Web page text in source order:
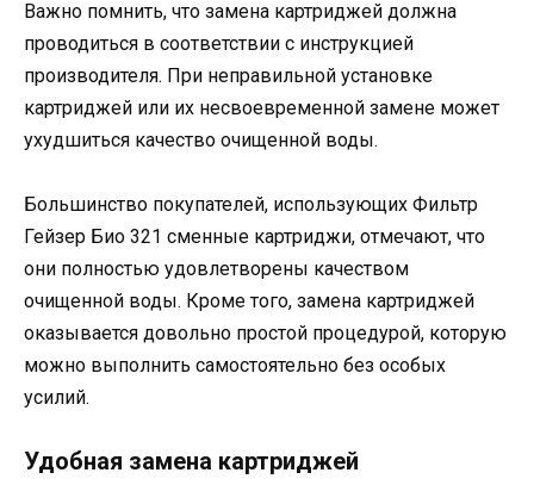
Важно помнить, что замена картриджей должна
проводиться в соответствии с инструкцией
производителя. При неправильной установке
картриджей или их несвоевременной замене может
ухудшиться качество очищенной воды.
Большинство покупателей, использующих Фильтр
Гейзер Био 321 сменные картриджи, отмечают, что
они полностью удовлетворены качеством
очищенной воды. Кроме того, замена картриджей
оказывается довольно простой процедурой, которую
можно выполнить самостоятельно без особых
усилий.
Удобная замена картриджей